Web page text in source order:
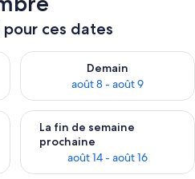
ces dates
soir août 7 - août 8
Demain
août 8 - août 9
Vérifier la disponibilité pour
fin de semaine août 7 -
La fin de semaine
prochaine
août 14 - août 16
Vérifier la disponibilité pour